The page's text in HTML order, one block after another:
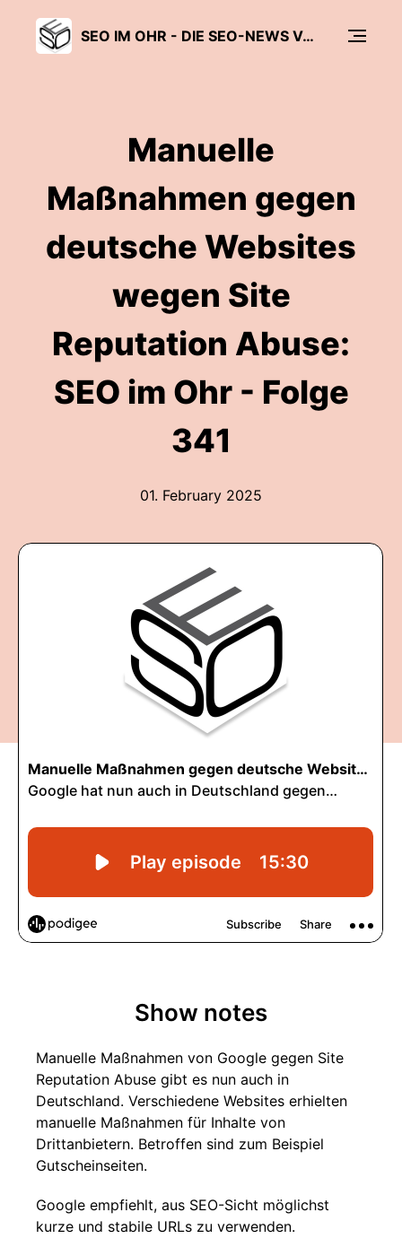
SEO IM OHR - DIE SEO-NEWS VON SEO SÜDWEST
Manuelle
Maßnahmen gegen
deutsche Websites
wegen Site
Reputation Abuse:
SEO im Ohr - Folge
341
01. February 2025
Show notes
Manuelle Maßnahmen von Google gegen Site
Reputation Abuse gibt es nun auch in
Deutschland. Verschiedene Websites erhielten
manuelle Maßnahmen für Inhalte von
Drittanbietern. Betroffen sind zum Beispiel
Gutscheinseiten.
Google empfiehlt, aus SEO-Sicht möglichst
kurze und stabile URLs zu verwenden.